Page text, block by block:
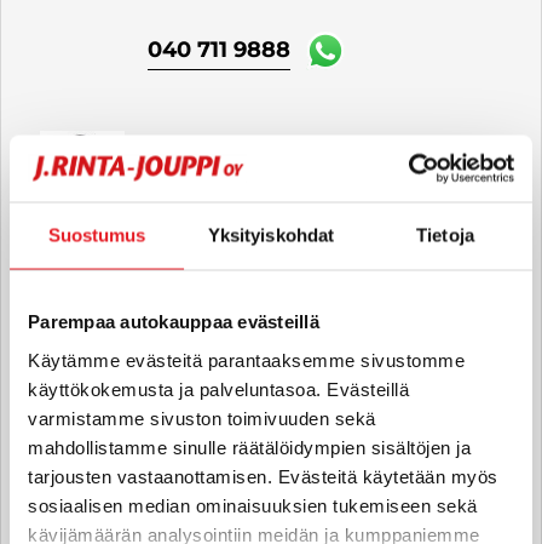
Suostumus Yksityiskohdat Tietoja
Parempaa autokauppaa evästeillä
Käytämme evästeitä parantaaksemme sivustomme
käyttökokemusta ja palveluntasoa. Evästeillä
varmistamme sivuston toimivuuden sekä
mahdollistamme sinulle räätälöidympien sisältöjen ja
tarjousten vastaanottamisen. Evästeitä käytetään myös
sosiaalisen median ominaisuuksien tukemiseen sekä
kävijämäärän analysointiin meidän ja kumppaniemme
040 711 9888
Automyyjä FI | EN
Ari Tauriala
Automyyjä, hyötyajoneuvot FI
ari.tauriala@rintajouppi.fi
040 712 0496